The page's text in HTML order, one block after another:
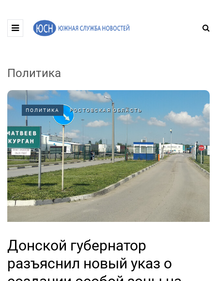
Политика
ПОЛИТИКА РОСТОВСКАЯ ОБЛАСТЬ
Донской губернатор
разъяснил новый указ о